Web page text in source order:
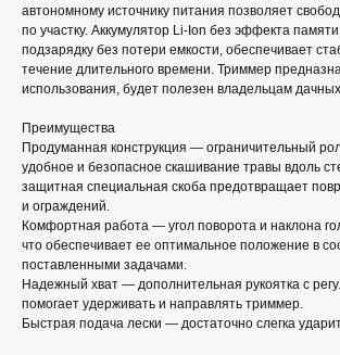
автономному источнику питания позволяет
по участку. Аккумулятор Li-Ion без эффекта
подзарядку без потери емкости, обеспечивает
течение длительного времени. Триммер
использования, будет полезен владельцам дачных
Преимущества
Продуманная конструкция — ограничительный
удобное и безопасное скашивание травы вдоль
защитная специальная скоба предотвращает
и ограждений.
Комфортная работа — угол поворота и наклона
что обеспечивает ее оптимальное положение в
поставленными задачами.
Надежный хват — дополнительная рукоятка с
помогает удерживать и направлять триммер.
Быстрая подача лески — достаточно слегка